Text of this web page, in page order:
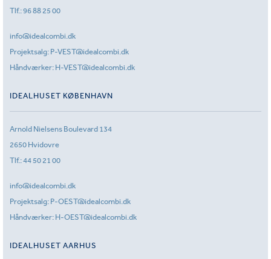
Tlf.:96 88 25 00
info@idealcombi.dk
Projektsalg: P-VEST@idealcombi.dk
Håndværker: H-VEST@idealcombi.dk
IDEALHUSET KØBENHAVN
Arnold Nielsens Boulevard 134
2650 Hvidovre
Tlf.:44 50 21 00
info@idealcombi.dk
Projektsalg: P-OEST@idealcombi.dk
Håndværker: H-OEST@idealcombi.dk
IDEALHUSET AARHUS